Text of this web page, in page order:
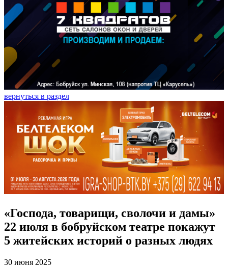
вернуться в раздел
«Господа, товарищи, сволочи и дамы»
22 июля в бобруйском театре покажут
5 житейских историй о разных людях
30 июня 2025